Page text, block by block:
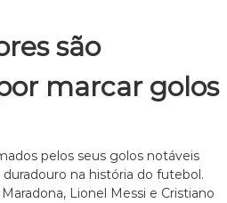
são
marcar golos
pelos seus golos notáveis
na história do futebol.
Lionel Messi e Cristiano